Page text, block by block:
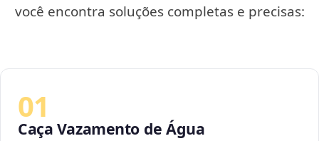
você encontra soluções completas e precisas:
01
Caça Vazamento de Água